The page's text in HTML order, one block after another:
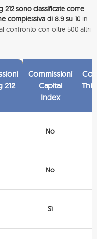
212 sono classificate come
complessiva di 8.9 su 10 in
confronto con oltre 500 altri
212
Commissioni
Capital
Index
No
No
Sì